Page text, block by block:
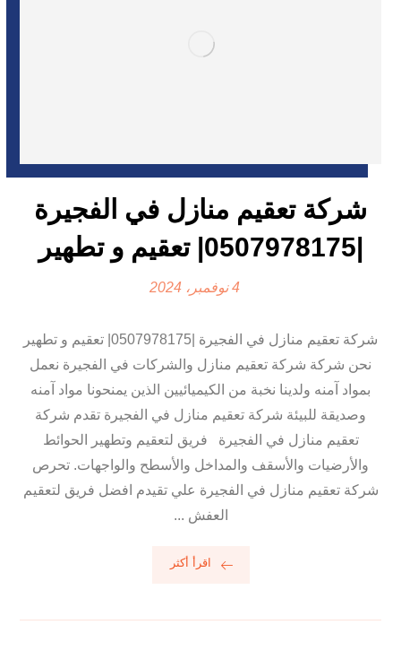
شركة تعقيم منازل في الفجيرة
|0507978175| تعقيم و تطهير
4 نوفمبر، 2024
شركة تعقيم منازل في الفجيرة |0507978175| تعقيم و تطهير
نحن شركة شركة تعقيم منازل والشركات في الفجيرة نعمل
بمواد آمنه ولدينا نخبة من الكيميائيين الذين يمنحونا مواد آمنه
وصديقة للبيئة شركة تعقيم منازل في الفجيرة تقدم شركة
تعقيم منازل في الفجيرة فريق لتعقيم وتطهير الحوائط
والأرضيات والأسقف والمداخل والأسطح والواجهات. تحرص
شركة تعقيم منازل في الفجيرة علي تقيدم افضل فريق لتعقيم
العفش ...
اقرأ أكثر